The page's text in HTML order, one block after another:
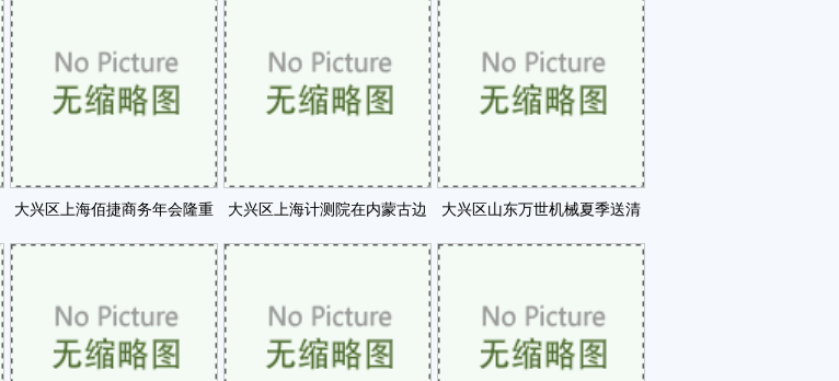
大兴区上海佰捷商务年会隆重 大兴区上海计测院在内蒙古边 大兴区山东万世机械夏季送清